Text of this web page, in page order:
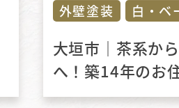
外壁塗装 白・ベ
大垣市｜茶系か
へ！築14年のお
装リフォーム工